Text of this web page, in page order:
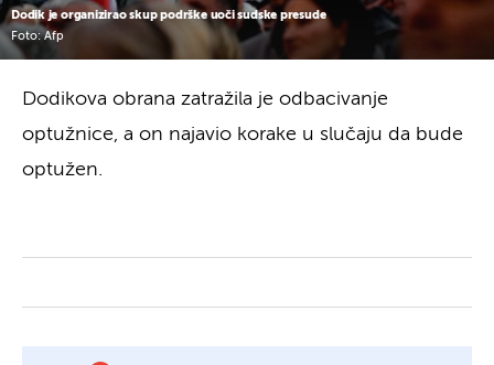
Dodik je organizirao skup podrške uoči sudske presude
Foto: Afp
Dodikova obrana zatražila je odbacivanje
optužnice, a on najavio korake u slučaju da bude
optužen.